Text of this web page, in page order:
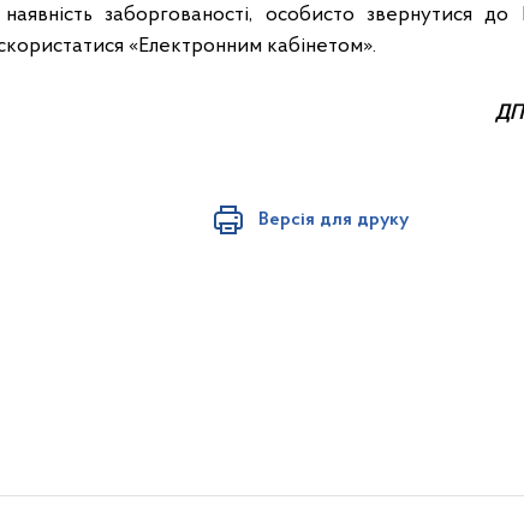
заборгованості, особисто звернутися до
«Електронним кабінетом».
Версія для друку